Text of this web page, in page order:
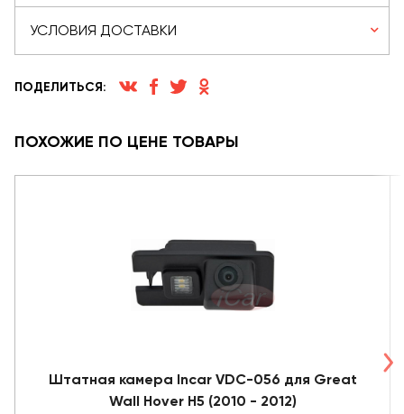
УСЛОВИЯ ДОСТАВКИ
ПОДЕЛИТЬСЯ:
ПОХОЖИЕ ПО ЦЕНЕ ТОВАРЫ
Штатная камера Incar VDC-056 для Great
Wall Hover H5 (2010 - 2012)